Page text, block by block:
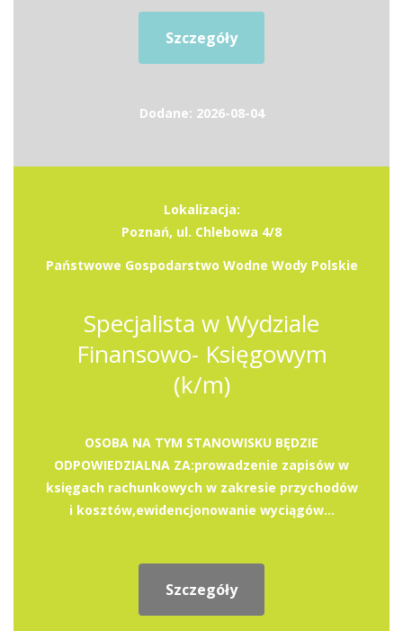
Szczegóły
Dodane: 2026-08-04
Lokalizacja:
Poznań, ul. Chlebowa 4/8
Państwowe Gospodarstwo Wodne Wody Polskie
Specjalista w Wydziale
Finansowo- Księgowym
(k/m)
OSOBA NA TYM STANOWISKU BĘDZIE
ODPOWIEDZIALNA ZA:prowadzenie zapisów w
księgach rachunkowych w zakresie przychodów
i kosztów,ewidencjonowanie wyciągów...
Szczegóły